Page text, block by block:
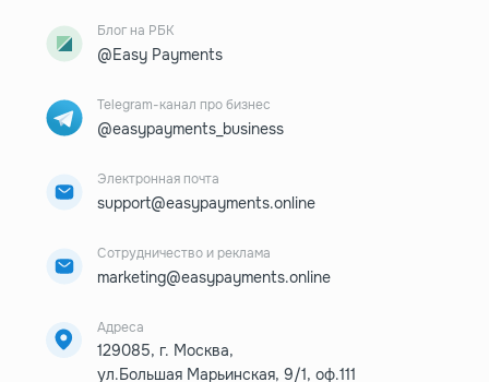
Блог на РБК
@Easy Payments
Telegram-канал про бизнес
@easypayments_business
Электронная почта
support@easypayments.online
Сотрудничество и реклама
marketing@easypayments.online
Адреса
129085, г. Москва,
ул.Большая Марьинская, 9/1, оф.111